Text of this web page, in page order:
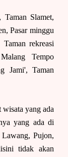
Slamet,
Pasar minggu
rekreasi
Tempo
Jami', Taman
yang ada
yang ada di
Lawang, Pujon,
tidak akan